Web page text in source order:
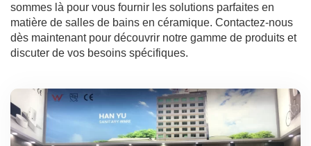
sommes là pour vous fournir les solutions parfaites en
matière de salles de bains en céramique. Contactez-nous
dès maintenant pour découvrir notre gamme de produits et
discuter de vos besoins spécifiques.